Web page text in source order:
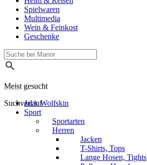
Spielwaren
Multimedia
Wein & Feinkost
Geschenke
Meist gesucht
SuchverlaufJack Wolfskin
Sport
Sportarten
Herren
Jacken
T-Shirts, Tops
Lange Hosen, Tights